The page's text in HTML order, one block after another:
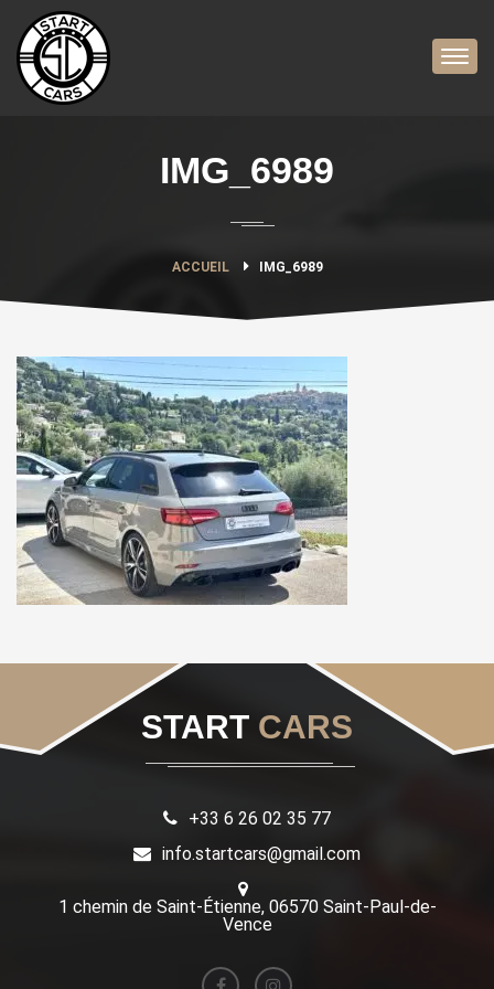
IMG_6989
ACCUEIL IMG_6989
START CARS
+33 6 26 02 35 77
info.startcars@gmail.com
1 chemin de Saint-Étienne, 06570 Saint-Paul-de-
Vence